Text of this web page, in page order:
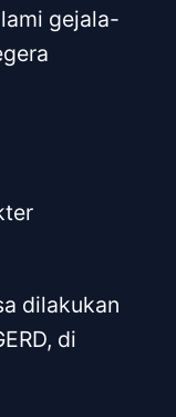
gejala-
dilakukan
di